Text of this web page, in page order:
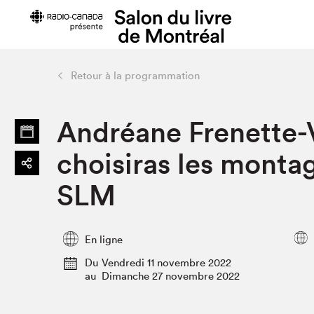
Horaires et tarifs
Plan du Salon
Se rendre au Salon
Accessibilité
Restauration
Code de conduite
SLM PRO
Retour à la programmation
Andréane
choisiras les
SLM
En ligne
Du Vendredi 11 novembre 2022
au Dimanche 27 novembre 2022